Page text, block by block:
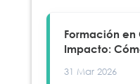
Formación
Impacto:
31 Mar 2026